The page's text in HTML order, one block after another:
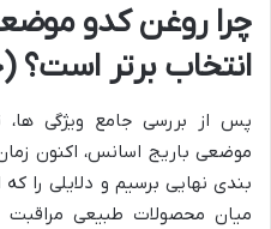
چرا روغن کدو
انتخاب برتر است؟
پس از بررسی جامع ویژگی ها،
موضعی باریج اسانس، اکنون
بندی نهایی برسیم و دلایلی را
میان محصولات طبیعی